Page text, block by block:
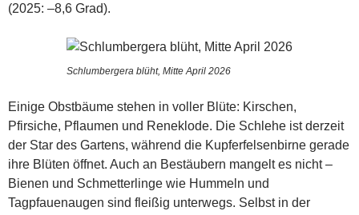
(2025: –8,6 Grad).
Schlumbergera blüht, Mitte April 2026
Einige Obstbäume stehen in voller Blüte: Kirschen,
Pfirsiche, Pflaumen und Reneklode. Die Schlehe ist derzeit
der Star des Gartens, während die Kupferfelsenbirne gerade
ihre Blüten öffnet. Auch an Bestäubern mangelt es nicht –
Bienen und Schmetterlinge wie Hummeln und
Tagpfauenaugen sind fleißig unterwegs. Selbst in der